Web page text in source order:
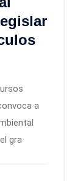
a
gra